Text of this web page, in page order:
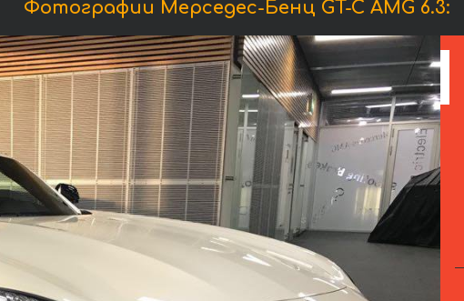
Фотографии Мерседес-Бенц GT-C AMG 6.3: